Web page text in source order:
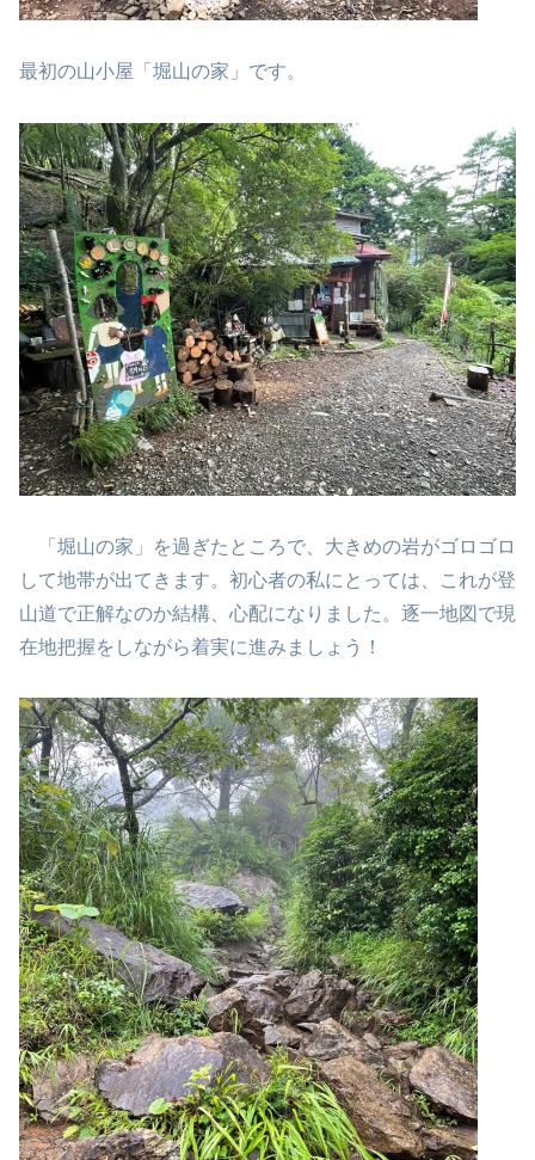
最初の山小屋「堀山の家」です。
「堀山の家」を過ぎたところで、大きめの岩がゴロゴロ
して地帯が出てきます。初心者の私にとっては、これが登
山道で正解なのか結構、心配になりました。逐一地図で現
在地把握をしながら着実に進みましょう！